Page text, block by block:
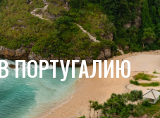
ПОРТУГАЛИЮ